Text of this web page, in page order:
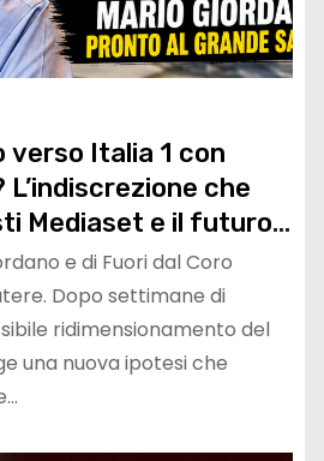
verso Italia 1 con
L’indiscrezione che
Mediaset e il futuro
e di Fuori dal Coro
Dopo settimane di
ridimensionamento del
una nuova ipotesi che